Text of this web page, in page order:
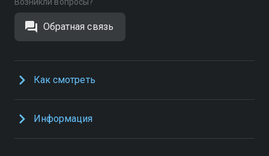
Обратная связь
Как смотреть
Информация